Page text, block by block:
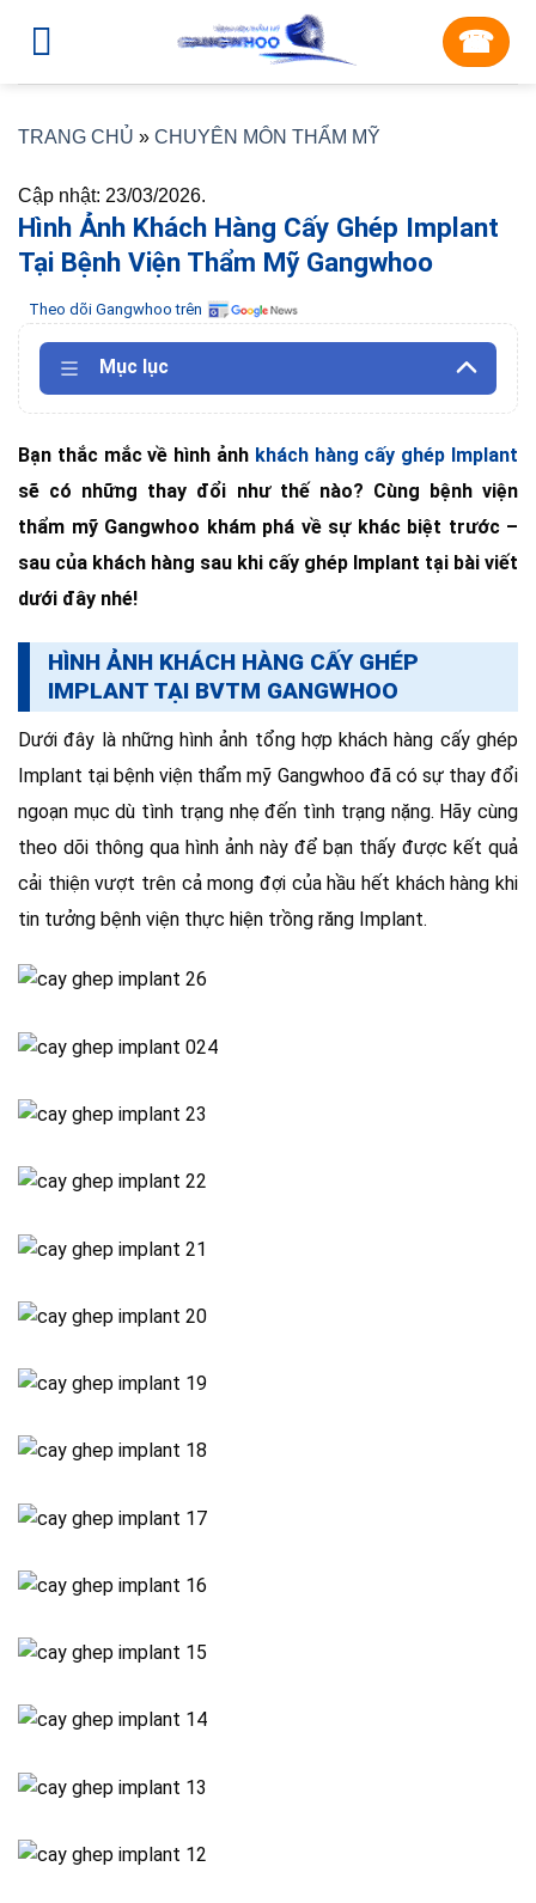
☎︎
TRANG CHỦ » CHUYÊN MÔN THẨM MỸ
Cập nhật: 23/03/2026.
Hình Ảnh Khách Hàng Cấy Ghép Implant
Tại Bệnh Viện Thẩm Mỹ Gangwhoo
Theo dõi Gangwhoo trên
Mục lục
Bạn thắc mắc về hình ảnh khách hàng cấy ghép Implant
sẽ có những thay đổi như thế nào? Cùng bệnh viện
thẩm mỹ Gangwhoo khám phá về sự khác biệt trước –
sau của khách hàng sau khi cấy ghép Implant tại bài viết
dưới đây nhé!
HÌNH ẢNH KHÁCH HÀNG CẤY GHÉP
IMPLANT TẠI BVTM GANGWHOO
Dưới đây là những hình ảnh tổng hợp khách hàng cấy ghép
Implant tại bệnh viện thẩm mỹ Gangwhoo đã có sự thay đổi
ngoạn mục dù tình trạng nhẹ đến tình trạng nặng. Hãy cùng
theo dõi thông qua hình ảnh này để bạn thấy được kết quả
cải thiện vượt trên cả mong đợi của hầu hết khách hàng khi
tin tưởng bệnh viện thực hiện trồng răng Implant.